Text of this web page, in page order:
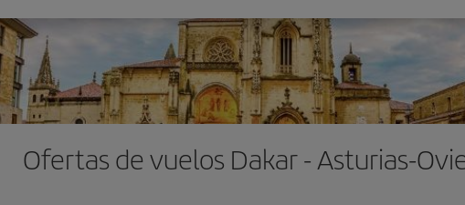
Ofertas de vuelos Dakar - Asturias-